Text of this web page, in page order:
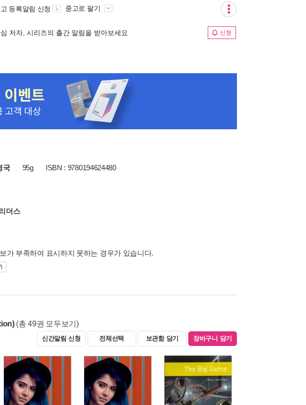
등록알림 신청 중고로 팔기
저자, 시리즈의 출간 알림을 받아보세요 신청
국 95g ISBN : 9780194624480
더스
가 부족하여 표시하지 못하는 경우가 있습니다.
(총 49권 모두보기)
신간알림 신청 전체선택 보관함 담기 장바구니 담기